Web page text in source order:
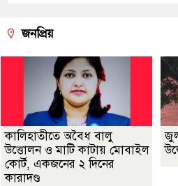
জনপ্রিয়
কালিহাতীতে অবৈধ বালু
উত্তোলন ও মাটি কাটায় মোবাইল
কোর্ট, একজনের ২ দিনের
কারাদণ্ড